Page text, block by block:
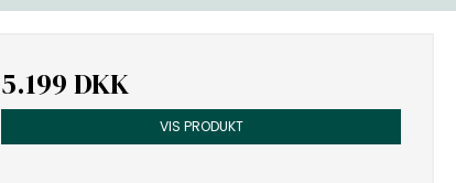
5.199 DKK
VIS PRODUKT